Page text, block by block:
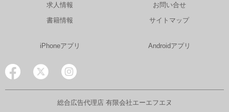
求人情報
書籍情報
お問い合せ
サイトマップ
iPhoneアプリ Androidアプリ
総合広告代理店 有限会社エーエフエヌ